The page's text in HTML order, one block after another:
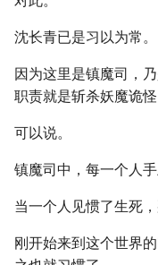
沈长青已是习以为常。
因为这里是镇魔司，
职责就是斩杀妖魔诡
可以说。
镇魔司中，每一个人
当一个人见惯了生死
刚开始来到这个世界